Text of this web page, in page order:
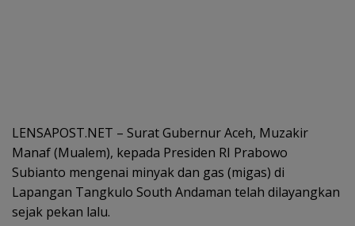
LENSAPOST.NET – Surat Gubernur Aceh, Muzakir
Manaf (Mualem), kepada Presiden RI Prabowo
Subianto mengenai minyak dan gas (migas) di
Lapangan Tangkulo South Andaman telah dilayangkan
sejak pekan lalu.